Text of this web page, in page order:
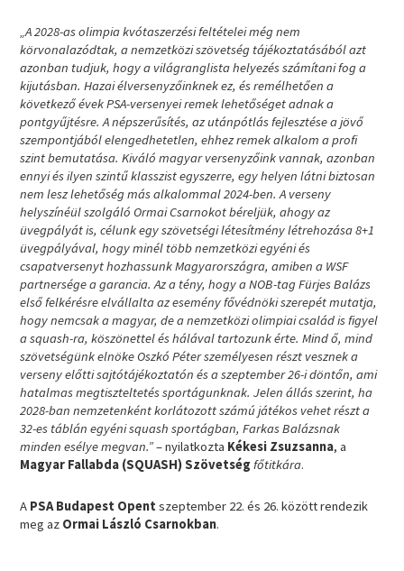
„A 2028-as olimpia kvótaszerzési feltételei még nem
körvonalazódtak, a nemzetközi szövetség tájékoztatásából azt
azonban tudjuk, hogy a világranglista helyezés számítani fog a
kijutásban. Hazai élversenyzőinknek ez, és remélhetően a
következő évek PSA-versenyei remek lehetőséget adnak a
pontgyűjtésre. A népszerűsítés, az utánpótlás fejlesztése a jövő
szempontjából elengedhetetlen, ehhez remek alkalom a profi
szint bemutatása. Kiváló magyar versenyzőink vannak, azonban
ennyi és ilyen szintű klasszist egyszerre, egy helyen látni biztosan
nem lesz lehetőség más alkalommal 2024-ben. A verseny
helyszínéül szolgáló OrmaiCsarnokot béreljük, ahogy az
üvegpályát is, célunk egy szövetségi létesítmény létrehozása 8+1
üvegpályával, hogy minél több nemzetközi egyéni és
csapatversenyt hozhassunk Magyarországra, amiben a WSF
partnersége a garancia. Az a tény, hogy a NOB-tag Fürjes Balázs
első felkérésre elvállalta az esemény fővédnöki szerepét mutatja,
hogy nemcsak a magyar, de a nemzetközi olimpiai család is figyel
a squash-ra, köszönettel és hálával tartozunk érte. Mind ő, mind
szövetségünk elnöke Oszkó Péter személyesen részt vesznek a
verseny előtti sajtótájékoztatón és a szeptember 26-i döntőn, ami
hatalmas megtiszteltetés sportágunknak. Jelen állás szerint, ha
2028-ban nemzetenként korlátozott számú játékos vehet részt a
32-es táblán egyéni squash sportágban, Farkas Balázsnak
minden esélye megvan.”– nyilatkozta Kékesi Zsuzsanna, a
Magyar Fallabda (SQUASH) Szövetségfőtitkára.
A PSA Budapest Opent szeptember 22. és 26. között rendezik
meg az Ormai László Csarnokban.